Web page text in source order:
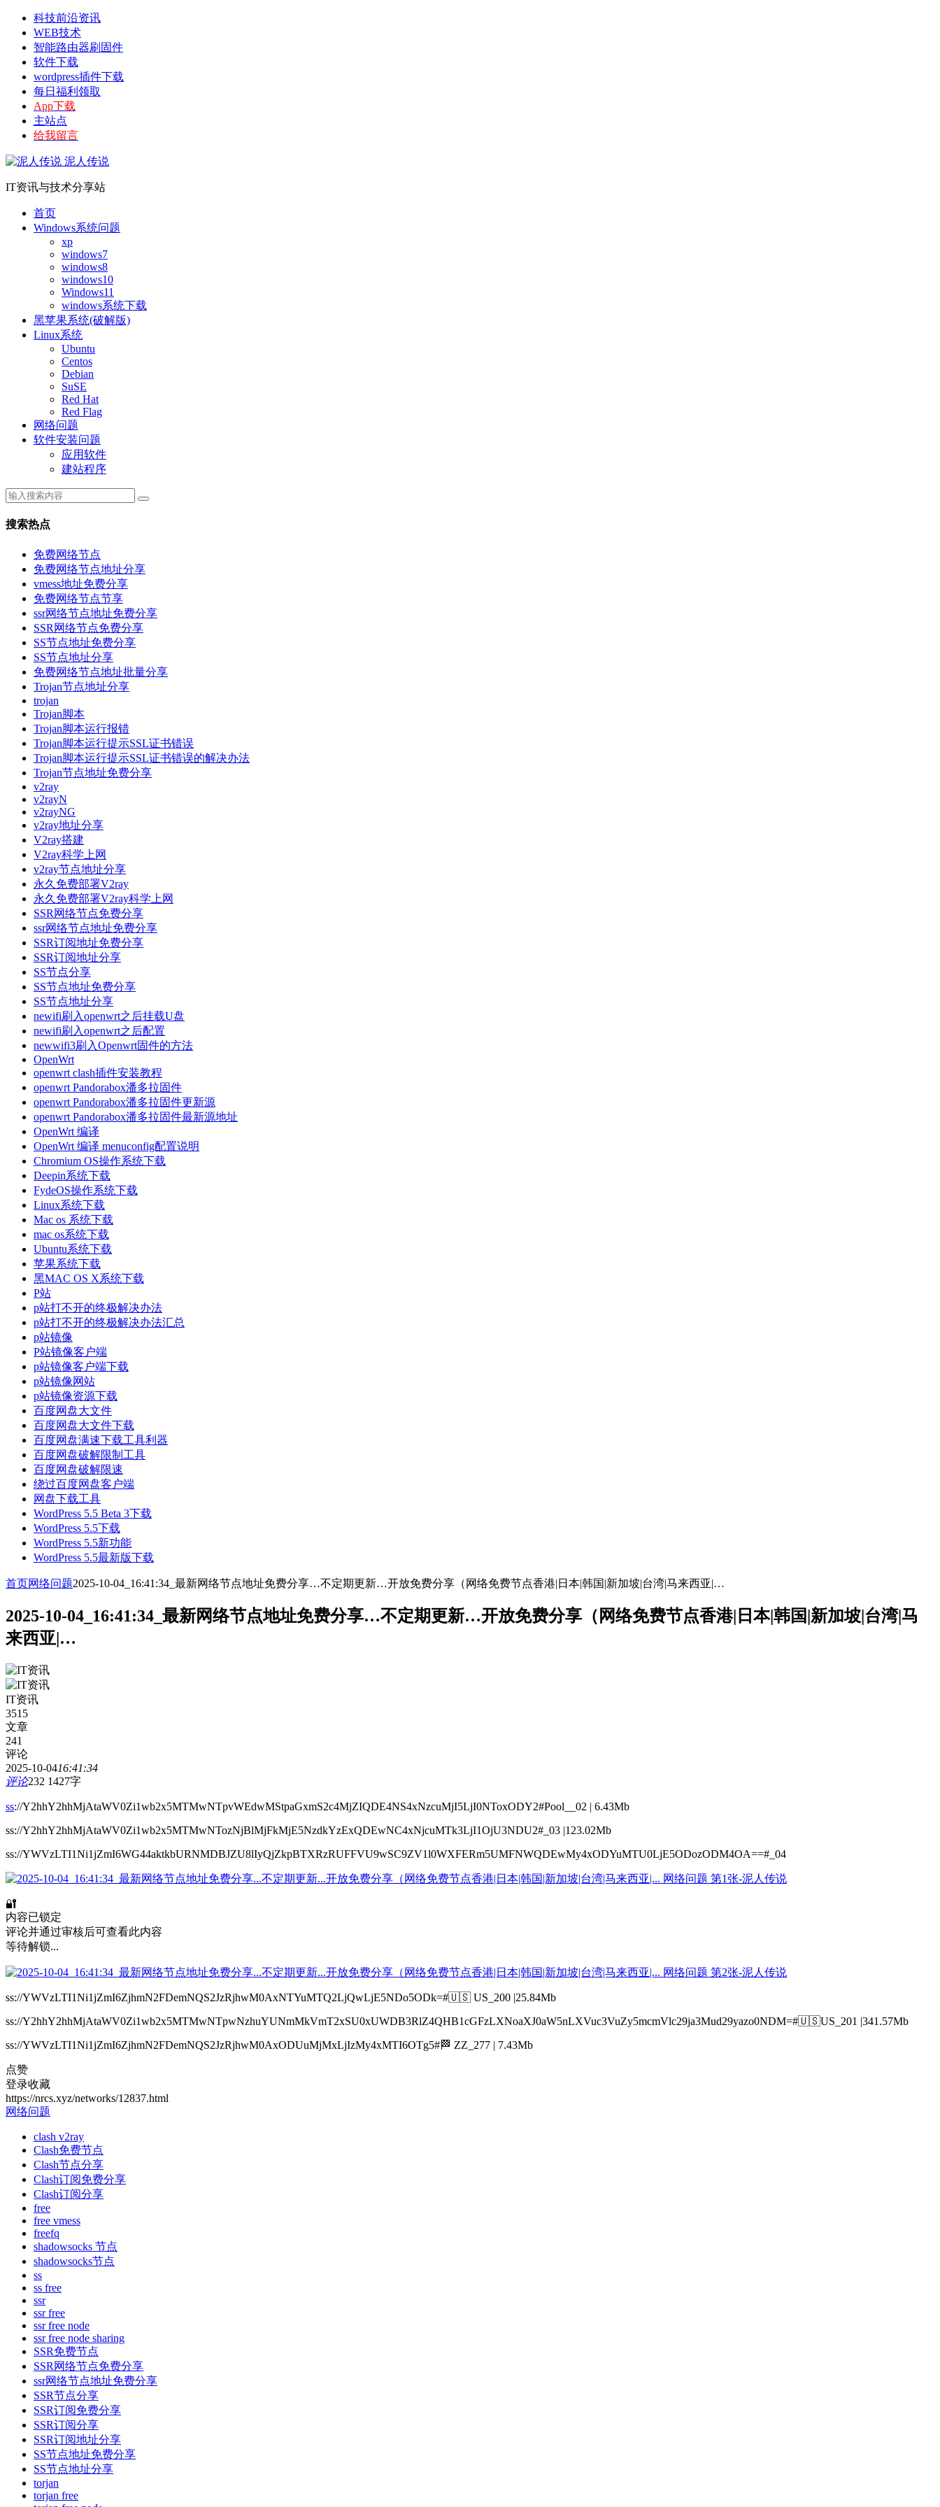
科技前沿资讯
WEB技术
智能路由器刷固件
软件下载
wordpress插件下载
每日福利领取
App下载
主站点
给我留言
泥人传说
IT资讯与技术分享站
首页
Windows系统问题
xp
windows7
windows8
windows10
Windows11
windows系统下载
黑苹果系统(破解版)
Linux系统
Ubuntu
Centos
Debian
SuSE
Red Hat
Red Flag
网络问题
软件安装问题
应用软件
建站程序
搜索热点
免费网络节点
免费网络节点地址分享
vmess地址免费分享
免费网络节点节享
ssr网络节点地址免费分享
SSR网络节点免费分享
SS节点地址免费分享
SS节点地址分享
免费网络节点地址批量分享
Trojan节点地址分享
trojan
Trojan脚本
Trojan脚本运行报错
Trojan脚本运行提示SSL证书错误
Trojan脚本运行提示SSL证书错误的解决办法
Trojan节点地址免费分享
v2ray
v2rayN
v2rayNG
v2ray地址分享
V2ray搭建
V2ray科学上网
v2ray节点地址分享
永久免费部署V2ray
永久免费部署V2ray科学上网
SSR网络节点免费分享
ssr网络节点地址免费分享
SSR订阅地址免费分享
SSR订阅地址分享
SS节点分享
SS节点地址免费分享
SS节点地址分享
newifi刷入openwrt之后挂载U盘
newifi刷入openwrt之后配置
newwifi3刷入Openwrt固件的方法
OpenWrt
openwrt clash插件安装教程
openwrt Pandorabox潘多拉固件
openwrt Pandorabox潘多拉固件更新源
openwrt Pandorabox潘多拉固件最新源地址
OpenWrt 编译
OpenWrt 编译 menuconfig配置说明
Chromium OS操作系统下载
Deepin系统下载
FydeOS操作系统下载
Linux系统下载
Mac os 系统下载
mac os系统下载
Ubuntu系统下载
苹果系统下载
黑MAC OS X系统下载
P站
p站打不开的终极解决办法
p站打不开的终极解决办法汇总
p站镜像
P站镜像客户端
p站镜像客户端下载
p站镜像网站
p站镜像资源下载
百度网盘大文件
百度网盘大文件下载
百度网盘满速下载工具利器
百度网盘破解限制工具
百度网盘破解限速
绕过百度网盘客户端
网盘下载工具
WordPress 5.5 Beta 3下载
WordPress 5.5下载
WordPress 5.5新功能
WordPress 5.5最新版下载
首页网络问题2025-10-04_16:41:34_最新网络节点地址免费分享…不定期更新…开放免费分享（网络免费节点香港|日本|韩国|新加坡|台湾|马来西亚|…
2025-10-04_16:41:34_最新网络节点地址免费分享…不定期更新…开放免费分享（网络免费节点香港|日本|韩国|新加坡|台湾|马
来西亚|…
IT资讯
3515
文章
241
评论
2025-10-0416:41:34
评论232 1427字
ss://Y2hhY2hhMjAtaWV0Zi1wb2x5MTMwNTpvWEdwMStpaGxmS2c4MjZIQDE4NS4xNzcuMjI5LjI0NToxODY2#Pool__02 | 6.43Mb
ss://Y2hhY2hhMjAtaWV0Zi1wb2x5MTMwNTozNjBlMjFkMjE5NzdkYzExQDEwNC4xNjcuMTk3LjI1OjU3NDU2#_03 |123.02Mb
ss://YWVzLTI1Ni1jZmI6WG44aktkbURNMDBJZU8lIyQjZkpBTXRzRUFFVU9wSC9ZV1l0WXFERm5UMFNWQDEwMy4xODYuMTU0LjE5ODozODM4OA==#_04
🔐
内容已锁定
评论并通过审核后可查看此内容
等待解锁...
ss://YWVzLTI1Ni1jZmI6ZjhmN2FDemNQS2JzRjhwM0AxNTYuMTQ2LjQwLjE5NDo5ODk=#🇺🇸 US_200 |25.84Mb
ss://Y2hhY2hhMjAtaWV0Zi1wb2x5MTMwNTpwNzhuYUNmMkVmT2xSU0xUWDB3RlZ4QHB1cGFzLXNoaXJ0aW5nLXVuc3VuZy5mcmVlc29ja3Mud29yazo0NDM=#🇺🇸US_201 |341.57Mb
ss://YWVzLTI1Ni1jZmI6ZjhmN2FDemNQS2JzRjhwM0AxODUuMjMxLjIzMy4xMTI6OTg5#🏁 ZZ_277 | 7.43Mb
点赞
登录收藏
https://nrcs.xyz/networks/12837.html
网络问题
clash v2ray
Clash免费节点
Clash节点分享
Clash订阅免费分享
Clash订阅分享
free
free vmess
freefq
shadowsocks 节点
shadowsocks节点
ss
ss free
ssr
ssr free
ssr free node
ssr free node sharing
SSR免费节点
SSR网络节点免费分享
ssr网络节点地址免费分享
SSR节点分享
SSR订阅免费分享
SSR订阅分享
SSR订阅地址分享
SS节点地址免费分享
SS节点地址分享
torjan
torjan free